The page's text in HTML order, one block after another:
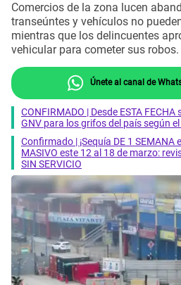
Comercios de la zona lucen
transeúntes y vehículos no
mientras que los delincuentes
vehicular para cometer sus robos.
Únete al canal de
CONFIRMADO | Desde ESTA FECHA
GNV para los grifos del país según
Confirmado | ¡Sequía DE 1 SEMANA
MASIVO este 12 al 18 de marzo:
SIN SERVICIO